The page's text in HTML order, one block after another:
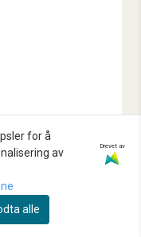
for å
av
Drevet av
alle